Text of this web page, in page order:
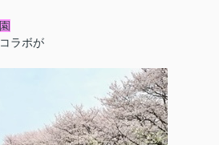
ボが